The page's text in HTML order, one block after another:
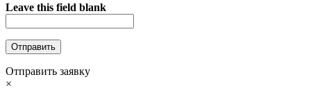
Leave this field blank
Отправить заявку
×